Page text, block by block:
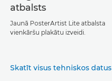
atbalsts
Jaunā PosterArtist Lite atbalsta
vienkāršu plakātu izveidi.
Skatīt visus tehniskos datus